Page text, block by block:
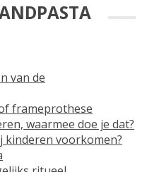
van de
frameprothese
waarmee doe je dat?
kinderen voorkomen?